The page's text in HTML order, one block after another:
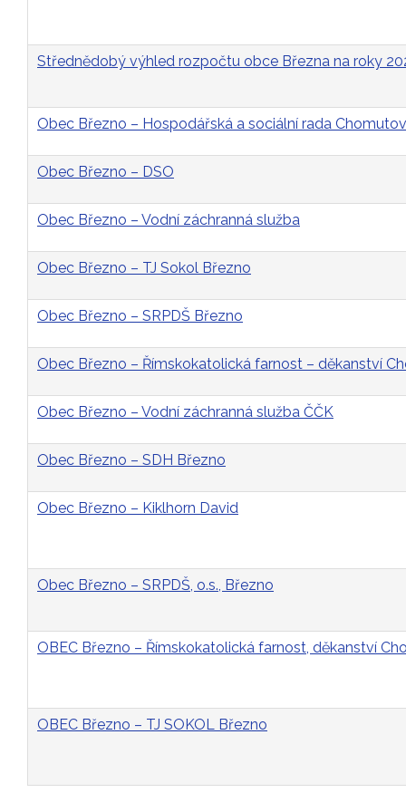
Střednědobý výhled rozpočtu obce Března na roky
Obec Březno – Hospodářská a sociální rada
Obec Březno – DSO
Obec Březno – Vodní záchranná služba
Obec Březno – TJ Sokol Březno
Obec Březno – SRPDŠ Březno
Obec Březno – Římskokatolická farnost – děkanství
Obec Březno – Vodní záchranná služba ČČK
Obec Březno – SDH Březno
Obec Březno – Kiklhorn David
Obec Březno – SRPDŠ, o.s., Březno
OBEC Březno – Římskokatolická farnost, děkanství
OBEC Březno – TJ SOKOL Březno